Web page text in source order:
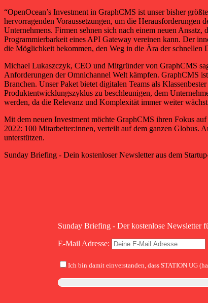
“OpenOcean’s Investment in GraphCMS ist unser bisher
hervorragenden Voraussetzungen, um die
Unternehmens. Firmen sehnen sich nach einem neuen
Programmierbarkeit eines API Gateway vereinen kann. Der
die Möglichkeit bekommen, den Weg in die Ära der schnellen
Michael Lukaszczyk, CEO und Mitgründer von GraphCMS
Anforderungen der Omnichannel Welt kämpfen. GraphCMS
Branchen. Unser Paket bietet digitalen Teams als
Produktentwicklungszyklus zu beschleunigen, dem
werden, da die Relevanz und Komplexität immer weiter
Mit dem neuen Investment möchte GraphCMS ihren Fokus
2022: 100 Mitarbeiter:innen, verteilt auf dem ganzen Globus.
unterstützen.
Sunday Briefing - Dein kostenloser Newsletter aus dem
Sunday Briefing - Der kostenlose Newsletter
E-Mail Adresse:
Ich bin damit einverstanden, dass STATION UG